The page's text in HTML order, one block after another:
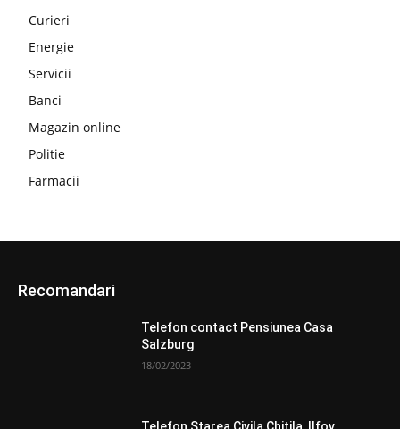
Curieri
Energie
Servicii
Banci
Magazin online
Politie
Farmacii
Recomandari
Telefon contact Pensiunea Casa
Salzburg
18/02/2023